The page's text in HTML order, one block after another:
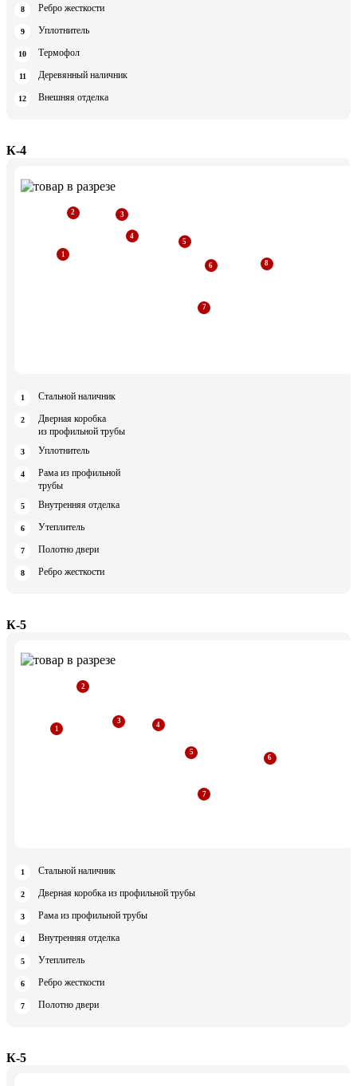
Ребро жесткости
Уплотнитель
Термофол
Деревянный наличник
Внешняя отделка
К-4
Стальной наличник
Дверная коробка
из профильной трубы
Уплотнитель
Рама из профильной
трубы
Внутренняя отделка
Утеплитель
Полотно двери
Ребро жесткости
К-5
Стальной наличник
Дверная коробка из профильной трубы
Рама из профильной трубы
Внутренняя отделка
Утеплитель
Ребро жесткости
Полотно двери
К-5